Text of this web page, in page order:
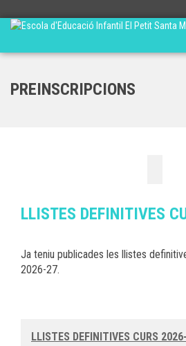
PREINSCRIPCIONS
LLISTES DEFINITIVES
Ja teniu publicades les llistes
2026-27.
LLISTES DEFINITIVES CURS